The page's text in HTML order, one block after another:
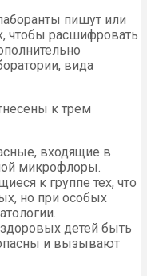
пишут или
чтобы расшифровать
вида
к трем
входящие в
микрофлоры.
к группе тех, что
но при особых
здоровых детей быть
и вызывают